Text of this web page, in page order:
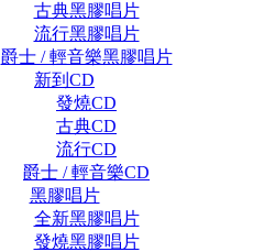
古典黑膠唱片
流行黑膠唱片
爵士 / 輕音樂黑膠唱片
新到CD
發燒CD
古典CD
流行CD
爵士 / 輕音樂CD
黑膠唱片
全新黑膠唱片
發燒黑膠唱片